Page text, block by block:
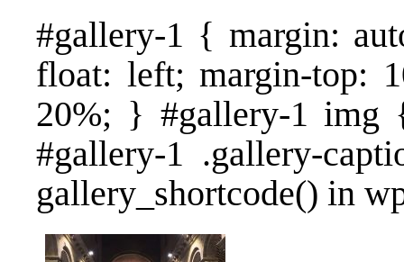
#gallery-1 { margin:
float: left; margin-top:
20%; } #gallery-1
#gallery-1 .gallery-
gallery_shortcode() in